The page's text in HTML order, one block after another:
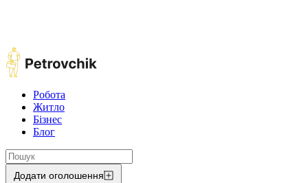
Робота
Житло
Бізнес
Блог
Додати оголошення